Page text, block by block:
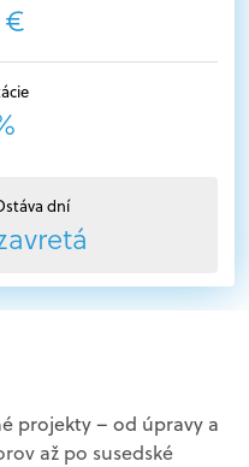
€
dní
projekty – od úpravy a
až po susedské